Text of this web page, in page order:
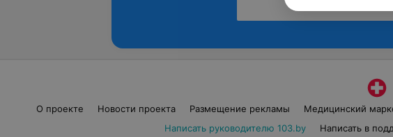
О проекте Новости проекта Размещение рекламы Медицинский
Написать руководителю 103.by
Написать в